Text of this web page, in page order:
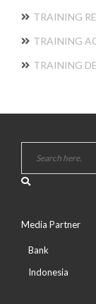
TRAINING
TRAINING
TRAINING
Media Partner
Bank
Indonesia